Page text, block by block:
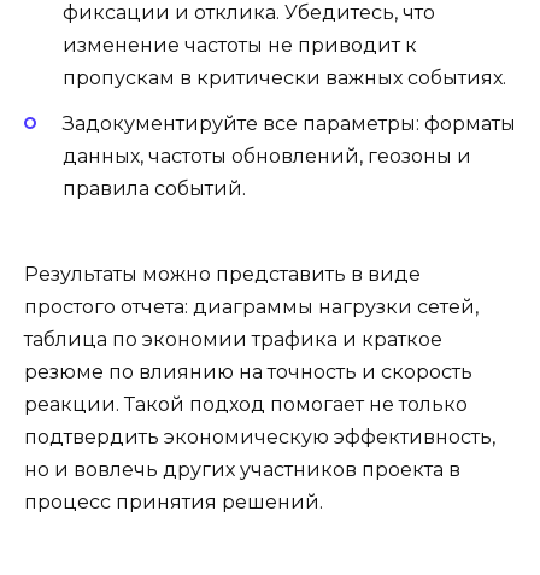
фиксации и отклика. Убедитесь, что
изменение частоты не приводит к
пропускам в критически важных событиях.
Задокументируйте все параметры: форматы
данных, частоты обновлений, геозоны и
правила событий.
Результаты можно представить в виде
простого отчета: диаграммы нагрузки сетей,
таблица по экономии трафика и краткое
резюме по влиянию на точность и скорость
реакции. Такой подход помогает не только
подтвердить экономическую эффективность,
но и вовлечь других участников проекта в
процесс принятия решений.